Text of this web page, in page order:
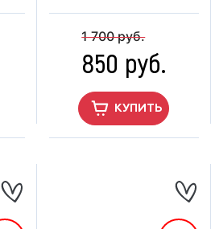
1 700 руб.
850 руб.
КУПИТЬ